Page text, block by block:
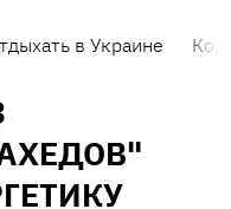
в Украине